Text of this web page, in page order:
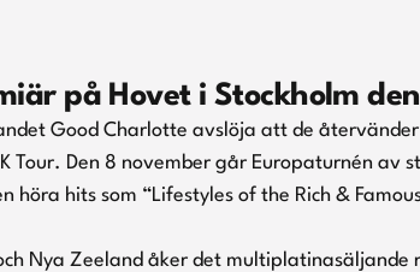
på Hovet i Stockholm den
Good Charlotte avslöja att de
Tour. Den 8 november går Europaturnén av
hits som “Lifestyles of the Rich &
Nya Zeeland åker det multiplatinasäljande